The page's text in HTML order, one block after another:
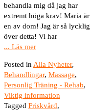
behandla mig då jag har
extremt höga krav! Maria är
en av dom! Jag är så lycklig
över detta! Vi har
... Läs mer
Posted in Alla Nyheter,
Behandlingar, Massage,
Personlig Träning - Rehab,
Viktig information
Tagged Friskvård,